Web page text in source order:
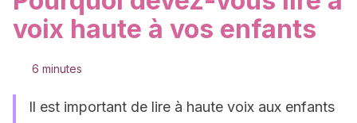
voix haute à vos enfants
6 minutes
Il est important de lire à haute voix aux enfants